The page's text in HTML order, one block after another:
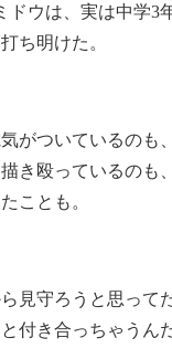
ドウは、実は中学3
ち明けた。
がついているのも
き殴っているのも
ことも。
ら見守ろうと思って
付き合っちゃうん